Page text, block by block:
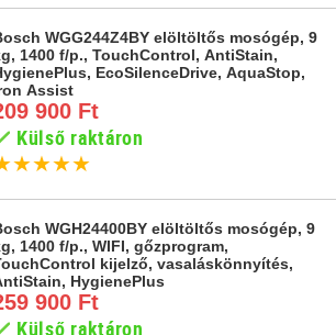
WGG244Z4BY elöltöltős mosógép, 9
1400 f/p., TouchControl, AntiStain,
EcoSilenceDrive, AquaStop,
Assist
900 Ft
Külső raktáron
★★★★
WGH24400BY elöltöltős mosógép, 9
1400 f/p., WIFI, gőzprogram,
kijelző, vasaláskönnyítés,
HygienePlus
900 Ft
Külső raktáron